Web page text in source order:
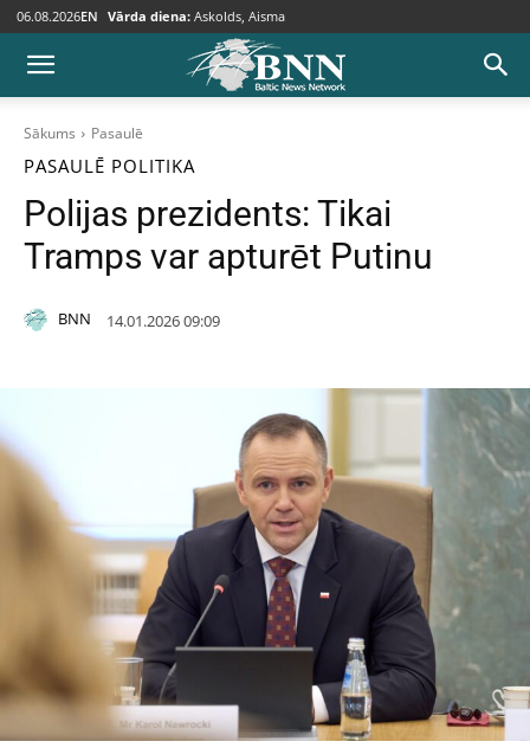
06.08.2026EN Vārda diena: Askolds, Aisma
Sākums Pasaulē
PASAULĒ POLITIKA
Polijas prezidents: Tikai
Tramps var apturēt Putinu
BNN 14.01.2026 09:09